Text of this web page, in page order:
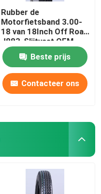
Rubber de
Motorfietsband 3.00-
18 van 18Inch Off Road
J883-Slijtvast OEM
Beste prijs
Contacteer ons